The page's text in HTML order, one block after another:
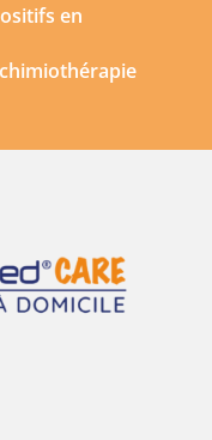
en